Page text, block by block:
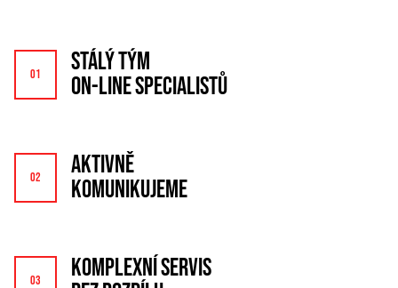
STÁLÝ TÝM
ON-LINE SPECIALISTŮ
AKTIVNĚ
KOMUNIKUJEME
KOMPLEXNÍ SERVIS